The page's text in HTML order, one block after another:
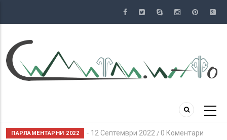
съдържание
ПАРЛАМЕНТАРНИ 2022 12 Септември 2022 / 0 Коментари